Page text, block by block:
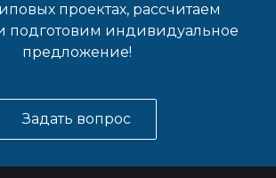
проектах, рассчитаем
подготовим индивидуальное
предложение!
Задать вопрос